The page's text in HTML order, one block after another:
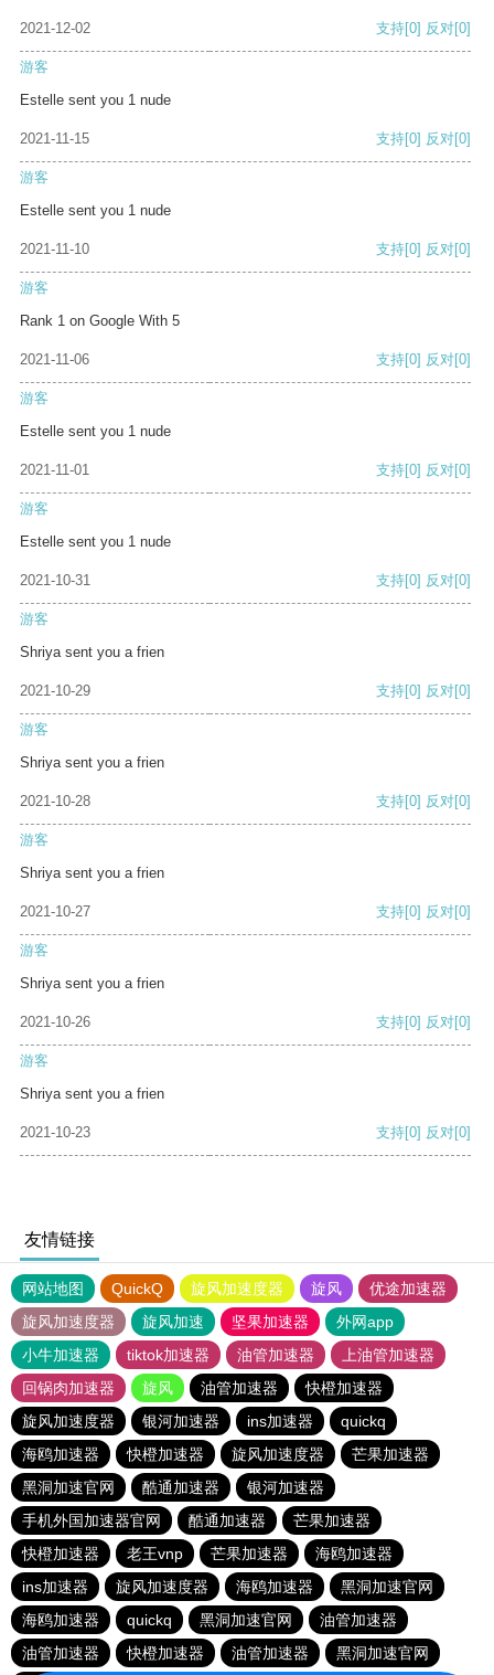
2021-12-02 支持[0] 反对[0]
游客
Estelle sent you 1 nude
2021-11-15 支持[0] 反对[0]
游客
Estelle sent you 1 nude
2021-11-10 支持[0] 反对[0]
游客
Rank 1 on Google With 5
2021-11-06 支持[0] 反对[0]
游客
Estelle sent you 1 nude
2021-11-01 支持[0] 反对[0]
游客
Estelle sent you 1 nude
2021-10-31 支持[0] 反对[0]
游客
Shriya sent you a frien
2021-10-29 支持[0] 反对[0]
游客
Shriya sent you a frien
2021-10-28 支持[0] 反对[0]
游客
Shriya sent you a frien
2021-10-27 支持[0] 反对[0]
游客
Shriya sent you a frien
2021-10-26 支持[0] 反对[0]
游客
Shriya sent you a frien
2021-10-23 支持[0] 反对[0]
友情链接
网站地图 QuickQ 旋风加速度器 旋风
优途加速器
旋风加速度器
旋风加速 坚果加速器
外网app
小牛加速器
tiktok加速器 油管加速器
上油管加速器
回锅肉加速器
旋风 油管加速器
快橙加速器
旋风加速度器
银河加速器 ins加速器
quickq
海鸥加速器
快橙加速器 旋风加速度器
芒果加速器
黑洞加速官网
酷通加速器
银河加速器
手机外国加速器官网
酷通加速器
芒果加速器
快橙加速器
老王vnp 芒果加速器
海鸥加速器
ins加速器
旋风加速度器 海鸥加速器
黑洞加速官网
海鸥加速器
quickq 黑洞加速官网
油管加速器
油管加速器
快橙加速器 油管加速器 黑洞加速官网